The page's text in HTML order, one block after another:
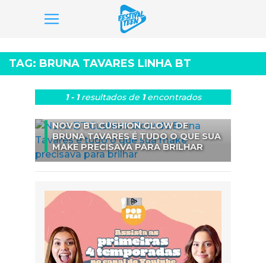
para
o
conteúdo
TAG: BRUNA TAVARES LINHA BT
1 - 1resultados de 1encontrados
NOVO BT CUSHION GLOW DE
BRUNA TAVARES É TUDO O QUE SUA
MAKE PRECISAVA PARA BRILHAR